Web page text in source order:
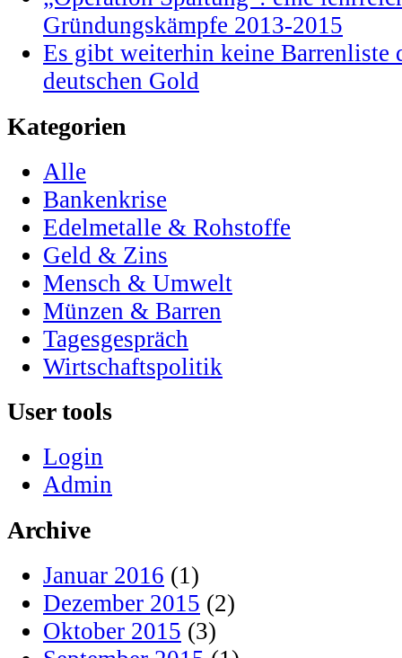
Gründungskämpfe 2013-2015
Es gibt weiterhin keine Barrenliste
deutschen Gold
Kategorien
Alle
Bankenkrise
Edelmetalle & Rohstoffe
Geld & Zins
Mensch & Umwelt
Münzen & Barren
Tagesgespräch
Wirtschaftspolitik
User tools
Login
Admin
Archive
Januar 2016 (1)
Dezember 2015 (2)
Oktober 2015 (3)